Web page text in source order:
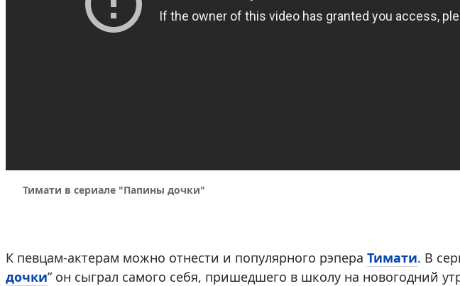
Тимати в сериале "Папины дочки"
К певцам-актерам можно отнести и популярного рэпера Тимати. В
дочки” он сыграл самого себя, пришедшего в школу на новогодний